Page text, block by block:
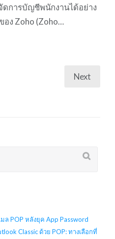
ดการบัญชีพนักงานได้อย่าง
ง Zoho (Zoho…
Next
ล POP หลังยุค App Password
Classic ด้วย POP: ทางเลือกที่